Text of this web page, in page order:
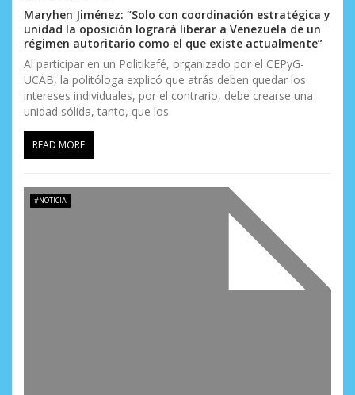
e
n
t
r
a
d
a
s
Maryhen Jiménez: “Solo con coordinación estratégica y
unidad la oposición logrará liberar a Venezuela de un
régimen autoritario como el que existe actualmente”
Al participar en un Politikafé, organizado por el CEPyG-
UCAB, la politóloga explicó que atrás deben quedar los
intereses individuales, por el contrario, debe crearse una
unidad sólida, tanto, que los
READ MORE
#NOTICIA